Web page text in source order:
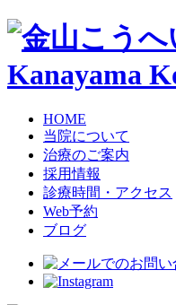
HOME
当院について
治療のご案内
採用情報
診療時間・アクセス
Web予約
ブログ